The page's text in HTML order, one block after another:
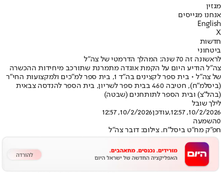
מגזין
אנחנו מגייסים
English
X
חדשות
ביטחוני
לראשונה זה 70 שנה: המהלך הדרמטי של צה"ל
צה"ל הודיע היום על הקמת אוגדה מתמרנת שתורכב מיחידות ההכשרה
של צה״ל • בית ספר לקצינים בה״ד 1, בית ספר למ״כים ולמקצועות החי״ר
(ביסלמ״ח), חטיבה 460 בבית ספר לשריון, בית הספר להנדסה צבאית
(בהל״צ) ובית הספר לתותחנים (שבטה)
לילך שובל
10/2/2026, 12:57
,עודכן10/2/2026, 12:57
0השמעה
חפ״ק מח״ט ביסל״ח. צילום: דובר צה"ל